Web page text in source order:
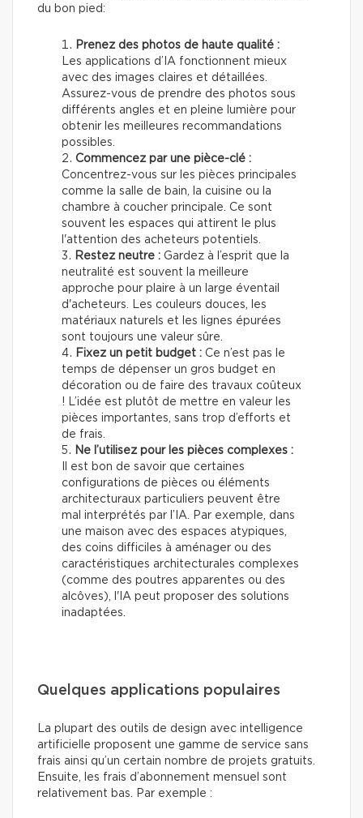
du bon pied:
Prenez des photos de haute qualité :
Les applications d’IA fonctionnent mieux
avec des images claires et détaillées.
Assurez-vous de prendre des photos sous
différents angles et en pleine lumière pour
obtenir les meilleures recommandations
possibles.
Commencez par une pièce-clé :
Concentrez-vous sur les pièces principales
comme la salle de bain, la cuisine ou la
chambre à coucher principale. Ce sont
souvent les espaces qui attirent le plus
l'attention des acheteurs potentiels.
Restez neutre : Gardez à l’esprit que la
neutralité est souvent la meilleure
approche pour plaire à un large éventail
d'acheteurs. Les couleurs douces, les
matériaux naturels et les lignes épurées
sont toujours une valeur sûre.
Fixez un petit budget : Ce n’est pas le
temps de dépenser un gros budget en
décoration ou de faire des travaux coûteux
! L’idée est plutôt de mettre en valeur les
pièces importantes, sans trop d’efforts et
de frais.
Ne l’utilisez pour les pièces complexes :
Il est bon de savoir que certaines
configurations de pièces ou éléments
architecturaux particuliers peuvent être
mal interprétés par l’IA. Par exemple, dans
une maison avec des espaces atypiques,
des coins difficiles à aménager ou des
caractéristiques architecturales complexes
(comme des poutres apparentes ou des
alcôves), l'IA peut proposer des solutions
inadaptées.
Quelques applications populaires
La plupart des outils de design avec intelligence
artificielle proposent une gamme de service sans
frais ainsi qu’un certain nombre de projets gratuits.
Ensuite, les frais d’abonnement mensuel sont
relativement bas. Par exemple :